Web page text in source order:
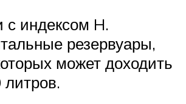
с индексом H.
резервуары,
может доходить